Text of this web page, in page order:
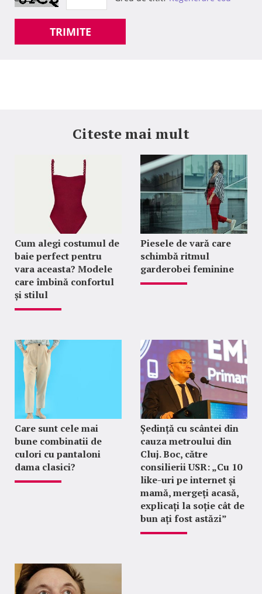
TRIMITE
Citeste mai mult
Cum alegi costumul de
baie perfect pentru
vara aceasta? Modele
care îmbină confortul
și stilul
Piesele de vară care
schimbă ritmul
garderobei feminine
Care sunt cele mai
bune combinatii de
culori cu pantaloni
dama clasici?
Ședință cu scântei din
cauza metroului din
Cluj. Boc, către
consilierii USR: „Cu 10
like-uri pe internet și
mamă, mergeți acasă,
explicați la soție cât de
bun ați fost astăzi”